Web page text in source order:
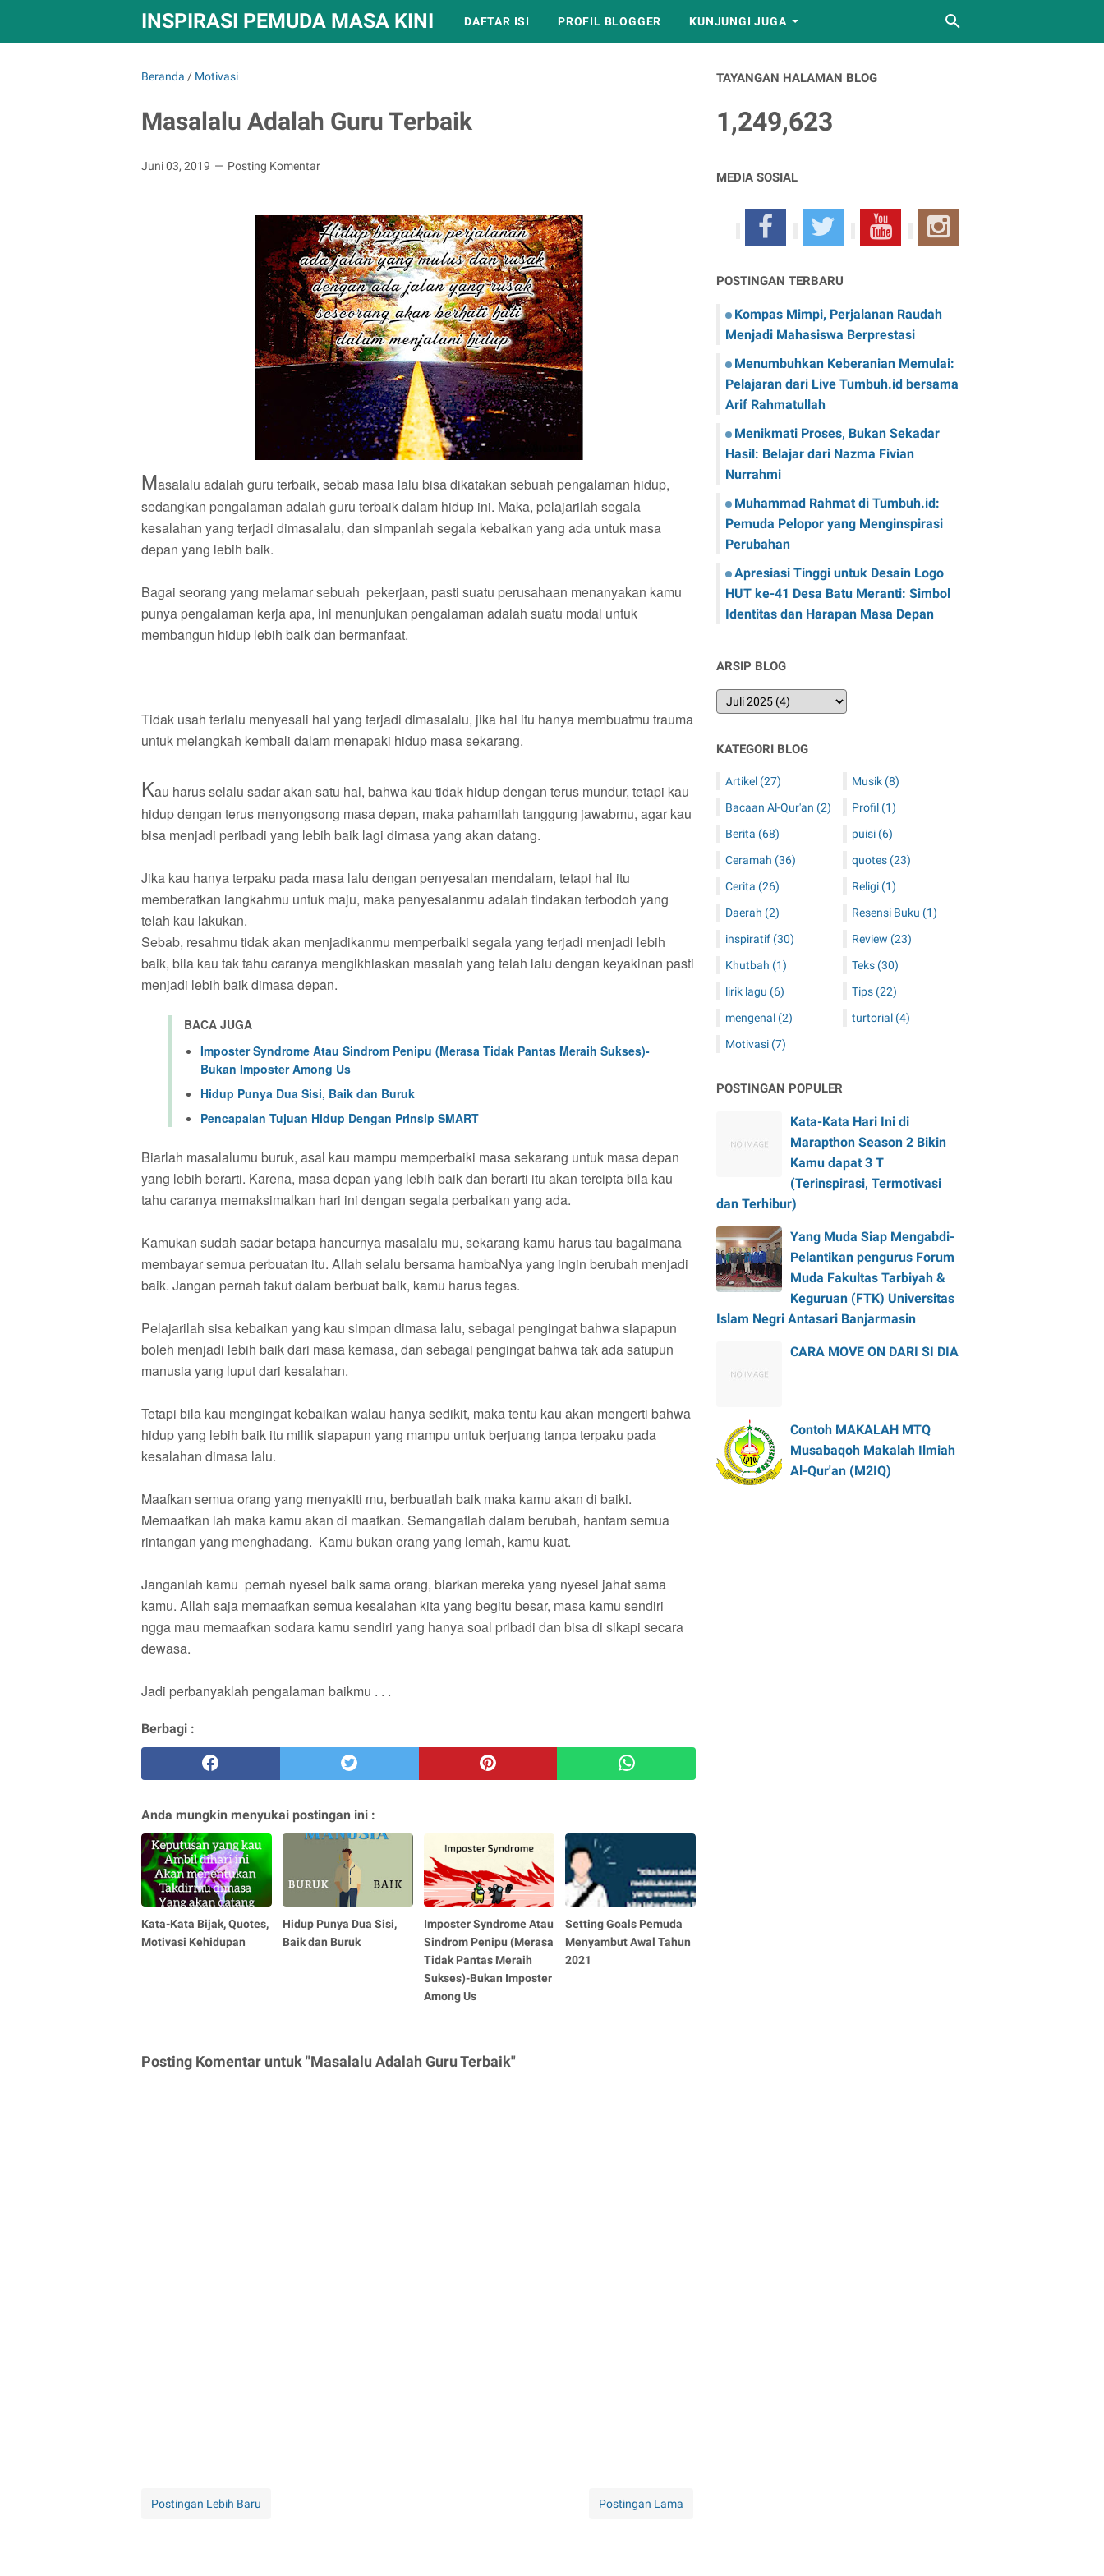
INSPIRASI PEMUDA MASA KINI DAFTAR ISI PROFIL BLOGGER KUNJUNGI JUGA
Beranda / Motivasi
Masalalu Adalah Guru Terbaik
Juni 03, 2019 Posting Komentar
Masalalu adalah guru terbaik, sebab masa lalu bisa dikatakan sebuah pengalaman hidup,
sedangkan pengalaman adalah guru terbaik dalam hidup ini. Maka, pelajarilah segala
kesalahan yang terjadi dimasalalu, dan simpanlah segala kebaikan yang ada untuk masa
depan yang lebih baik.
Bagai seorang yang melamar sebuah pekerjaan, pasti suatu perusahaan menanyakan kamu
punya pengalaman kerja apa, ini menunjukan pengalaman adalah suatu modal untuk
membangun hidup lebih baik dan bermanfaat.
Tidak usah terlalu menyesali hal yang terjadi dimasalalu, jika hal itu hanya membuatmu trauma
untuk melangkah kembali dalam menapaki hidup masa sekarang.
Kau harus selalu sadar akan satu hal, bahwa kau tidak hidup dengan terus mundur, tetapi kau
hidup dengan terus menyongsong masa depan, maka pahamilah tanggung jawabmu, agar kau
bisa menjadi peribadi yang lebih baik lagi dimasa yang akan datang.
Jika kau hanya terpaku pada masa lalu dengan penyesalan mendalam, tetapi hal itu
memberatkan langkahmu untuk maju, maka penyesalanmu adalah tindakan terbodoh yang
telah kau lakukan.
Sebab, resahmu tidak akan menjadikanmu memperbaiki segala yang terjadi menjadi lebih
baik, bila kau tak tahu caranya mengikhlaskan masalah yang telah lalu dengan keyakinan pasti
menjadi lebih baik dimasa depan.
BACA JUGA
Imposter Syndrome Atau Sindrom Penipu (Merasa Tidak Pantas Meraih Sukses)-
Bukan Imposter Among Us
Hidup Punya Dua Sisi, Baik dan Buruk
Pencapaian Tujuan Hidup Dengan Prinsip SMART
Biarlah masalalumu buruk, asal kau mampu memperbaiki masa sekarang untuk masa depan
yang lebih berarti. Karena, masa depan yang lebih baik dan berarti itu akan tercipta bila kau
tahu caranya memaksimalkan hari ini dengan segala perbaikan yang ada.
Kamukan sudah sadar betapa hancurnya masalalu mu, sekarang kamu harus tau bagaimana
membayar semua perbuatan itu. Allah selalu bersama hambaNya yang ingin berubah menjadi
baik. Jangan pernah takut dalam berbuat baik, kamu harus tegas.
Pelajarilah sisa kebaikan yang kau simpan dimasa lalu, sebagai pengingat bahwa siapapun
boleh menjadi lebih baik dari masa kemasa, dan sebagai pengingat bahwa tak ada satupun
manusia yang luput dari kesalahan.
Tetapi bila kau mengingat kebaikan walau hanya sedikit, maka tentu kau akan mengerti bahwa
hidup yang lebih baik itu milik siapapun yang mampu untuk berjuang tanpa terpaku pada
kesalahan dimasa lalu.
Maafkan semua orang yang menyakiti mu, berbuatlah baik maka kamu akan di baiki.
Memaafkan lah maka kamu akan di maafkan. Semangatlah dalam berubah, hantam semua
rintangan yang menghadang. Kamu bukan orang yang lemah, kamu kuat.
Janganlah kamu pernah nyesel baik sama orang, biarkan mereka yang nyesel jahat sama
kamu. Allah saja memaafkan semua kesalahan kita yang begitu besar, masa kamu sendiri
ngga mau memaafkan sodara kamu sendiri yang hanya soal pribadi dan bisa di sikapi secara
dewasa.
Jadi perbanyaklah pengalaman baikmu . . .
Berbagi :
Anda mungkin menyukai postingan ini :
Kata-Kata Bijak, Quotes,
Motivasi Kehidupan
Hidup Punya Dua Sisi,
Baik dan Buruk
Imposter Syndrome Atau
Sindrom Penipu (Merasa
Tidak Pantas Meraih
Sukses)-Bukan Imposter
Among Us
Setting Goals Pemuda
Menyambut Awal Tahun
2021
Posting Komentar untuk "Masalalu Adalah Guru Terbaik"
Postingan Lebih Baru Postingan Lama
TAYANGAN HALAMAN BLOG
1,249,623
MEDIA SOSIAL
POSTINGAN TERBARU
Kompas Mimpi, Perjalanan Raudah
Menjadi Mahasiswa Berprestasi
Menumbuhkan Keberanian Memulai:
Pelajaran dari Live Tumbuh.id bersama
Arif Rahmatullah
Menikmati Proses, Bukan Sekadar
Hasil: Belajar dari Nazma Fivian
Nurrahmi
Muhammad Rahmat di Tumbuh.id:
Pemuda Pelopor yang Menginspirasi
Perubahan
Apresiasi Tinggi untuk Desain Logo
HUT ke-41 Desa Batu Meranti: Simbol
Identitas dan Harapan Masa Depan
ARSIP BLOG
KATEGORI BLOG
Artikel (27)
Bacaan Al-Qur'an (2)
Berita (68)
Ceramah (36)
Cerita (26)
Daerah (2)
inspiratif (30)
Khutbah (1)
lirik lagu (6)
mengenal (2)
Motivasi (7)
Musik (8)
Profil (1)
puisi (6)
quotes (23)
Religi (1)
Resensi Buku (1)
Review (23)
Teks (30)
Tips (22)
turtorial (4)
POSTINGAN POPULER
Kata-Kata Hari Ini di
Marapthon Season 2 Bikin
Kamu dapat 3 T
(Terinspirasi, Termotivasi
dan Terhibur)
Yang Muda Siap Mengabdi-
Pelantikan pengurus Forum
Muda Fakultas Tarbiyah &
Keguruan (FTK) Universitas
Islam Negri Antasari Banjarmasin
CARA MOVE ON DARI SI DIA
Contoh MAKALAH MTQ
Musabaqoh Makalah Ilmiah
Al-Qur'an (M2IQ)